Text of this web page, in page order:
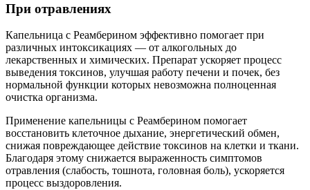
При отравлениях
Капельница с Реамберином эффективно помогает при
различных интоксикациях — от алкогольных до
лекарственных и химических. Препарат ускоряет процесс
выведения токсинов, улучшая работу печени и почек, без
нормальной функции которых невозможна полноценная
очистка организма.
Применение капельницы с Реамберином помогает
восстановить клеточное дыхание, энергетический обмен,
снижая повреждающее действие токсинов на клетки и ткани.
Благодаря этому снижается выраженность симптомов
отравления (слабость, тошнота, головная боль), ускоряется
процесс выздоровления.